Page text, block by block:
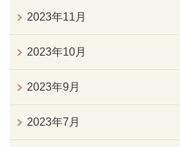
2023年11月
2023年10月
2023年9月
2023年7月